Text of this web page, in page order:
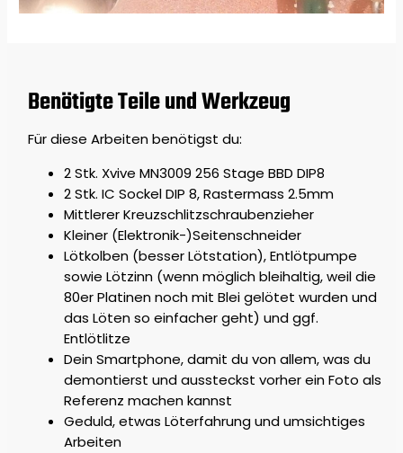
Benötigte Teile und Werkzeug
Für diese Arbeiten benötigst du:
2 Stk. Xvive MN3009 256 Stage BBD DIP8
2 Stk. IC Sockel DIP 8, Rastermass 2.5mm
Mittlerer Kreuzschlitzschraubenzieher
Kleiner (Elektronik-)Seitenschneider
Lötkolben (besser Lötstation), Entlötpumpe
sowie Lötzinn (wenn möglich bleihaltig, weil die
80er Platinen noch mit Blei gelötet wurden und
das Löten so einfacher geht) und ggf.
Entlötlitze
Dein Smartphone, damit du von allem, was du
demontierst und aussteckst vorher ein Foto als
Referenz machen kannst
Geduld, etwas Löterfahrung und umsichtiges
Arbeiten